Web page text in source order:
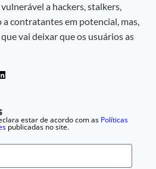
a hackers, stalkers,
a contratantes em potencial, mas,
vai deixar que os usuários as
estar de acordo com as Políticas
publicadas no site.